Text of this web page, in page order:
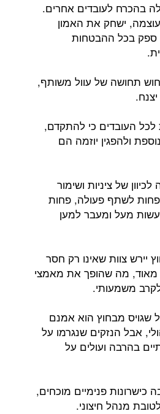
בהכרח לעובדים אחרים.
ישחק את האמון
ספק בכל ההבטחות
תחושה של עוול משותף,
העובדים כי להתקדם,
ולהפגין יוזמה הם
של ציניות ושימור
לשתף פעולה, פחות
מעל ומעבר למען
יירש צוות שאינו רק חסר
מאוד, מה שהופך את מאמצי
לקרב משמעותי.
שגויס מבחוץ הוא אמנם
אבל הנזקים שנגרמו על
בהרבה ועולים על
פנימיים מוכחים,
מנהל חיצוני.